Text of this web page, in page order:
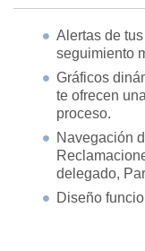
Alertas de
seguimiento
Gráficos
te ofrecen
proceso.
Navegación
delegado,
Diseño